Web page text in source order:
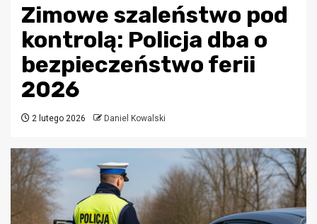
Zimowe szaleństwo pod
kontrolą: Policja dba o
bezpieczeństwo ferii
2026
2 lutego 2026 Daniel Kowalski